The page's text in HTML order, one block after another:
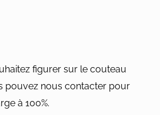
figurer sur le couteau
pouvez nous contacter pour
à 100%.